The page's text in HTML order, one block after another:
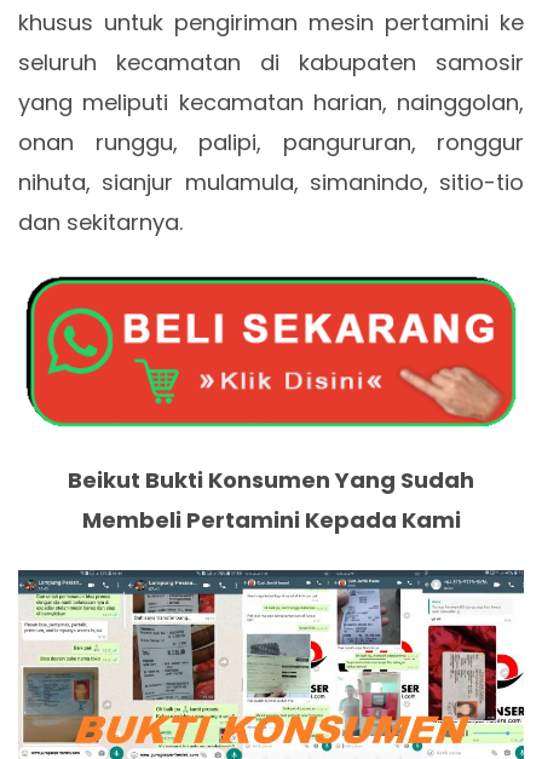
khusus untuk pengiriman mesin pertamini ke
seluruh kecamatan di kabupaten samosir
yang meliputi kecamatan harian, nainggolan,
onan runggu, palipi, pangururan, ronggur
nihuta, sianjur mulamula, simanindo, sitio-tio
dan sekitarnya.
Beikut Bukti Konsumen Yang Sudah
Membeli Pertamini Kepada Kami